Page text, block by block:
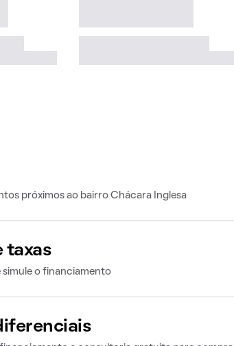
próximos ao bairro Chácara Inglesa
taxas
simule o financiamento